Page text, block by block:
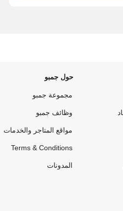
حول جمبو
مجموعة جمبو
وظائف جمبو
مواقع المتاجر والخدمات
Terms & Conditions
المدونات